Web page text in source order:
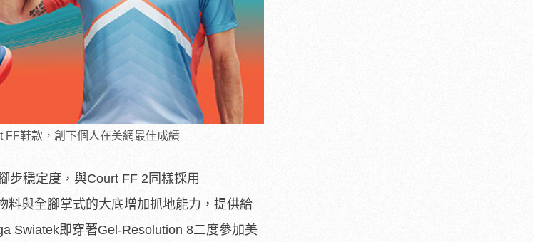
FF鞋款，創下個人在美網最佳成績
步穩定度，與Court FF 2同樣採用
料與全腳掌式的大底增加抓地能力，提供給
Swiatek即穿著Gel-Resolution 8二度參加美